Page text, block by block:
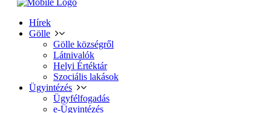
Hírek
Gölle
Gölle községről
Látnivalók
Helyi Értéktár
Szociális lakások
Ügyintézés
Ügyfélfogadás
e-Ügyintézés